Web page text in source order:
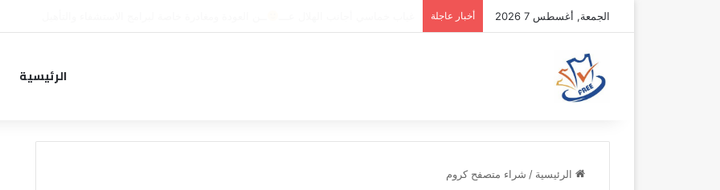
الجمعة, أغسطس 7 2026 أخبار عاجلة
الرئيسية
الرئيسية / شراء متصفح كروم